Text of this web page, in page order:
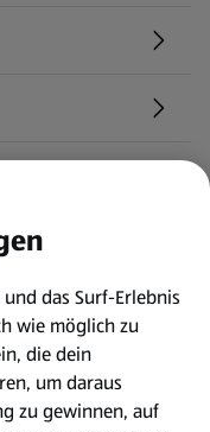
das Surf-Erlebnis
wie möglich zu
die dein
um daraus
zu gewinnen, auf